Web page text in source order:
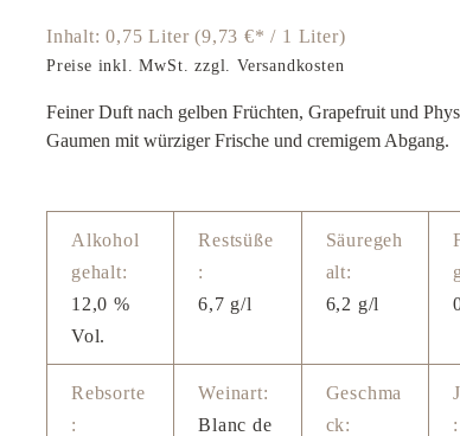
Inhalt:0,75 Liter(9,73 €* / 1 Liter)
Preise inkl. MwSt. zzgl. Versandkosten
Feiner Duft nach gelben Früchten, Grapefruit und
Gaumen mit würziger Frische und cremigem Abgang.
Alkohol
gehalt:
12,0 %
Vol.
Restsüße
:
6,7 g/l
Säuregeh
alt:
6,2 g/l
Rebsorte
:
Weinart:
Blanc de
Geschma
ck:
: